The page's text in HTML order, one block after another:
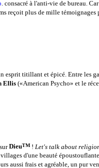
. consacré à l'anti-vie de bureau.
reçoit plus de mille
esprit titillant et épicé. Entre les
Ellis(«American Psycho» et le
DieuTM! Let's talk about
d'une beauté
aussi frais et agréable, un pur